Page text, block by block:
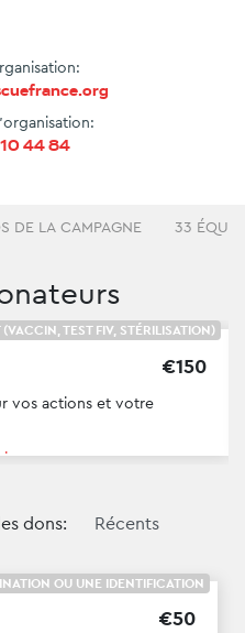
44 84
DE LA CAMPAGNE 33
€150
vos actions et votre
TEST FIV, STÉRILISATION)
dons:
€50
OU UNE IDENTIFICATION